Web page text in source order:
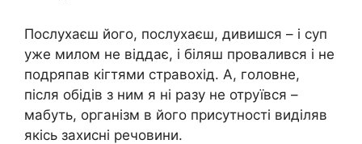
Послухаєш його, послухаєш, дивишся – і суп
уже милом не віддає, і біляш провалився і не
подряпав кігтями стравохід. А, головне,
після обідів з ним я ні разу не отруївся –
мабуть, організм в його присутності виділяв
якісь захисні речовини.